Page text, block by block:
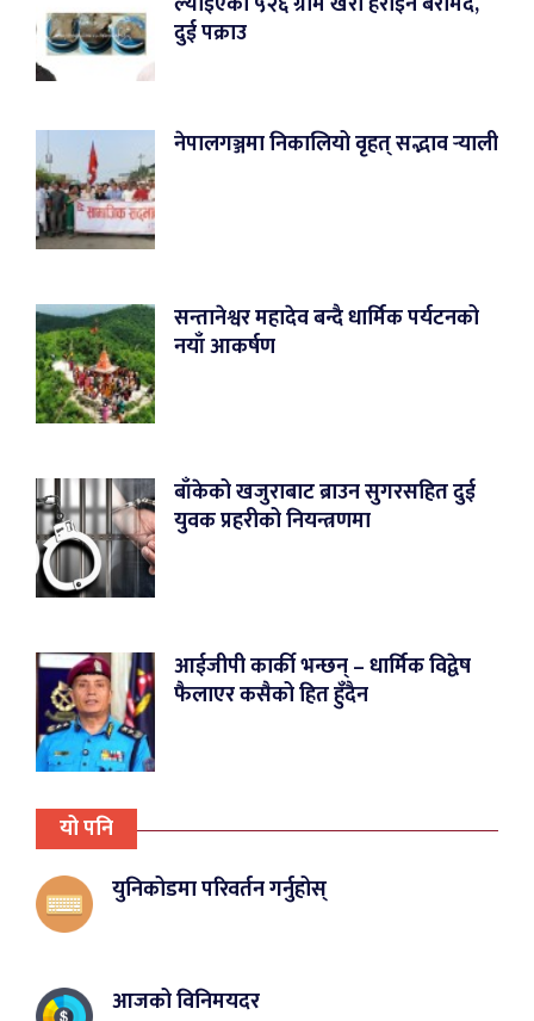
दुई पक्राउ
नेपालगञ्जमा निकालियो वृहत् सद्भाव र्‍याली
सन्तानेश्वर महादेव बन्दै धार्मिक पर्यटनको
नयाँ आकर्षण
बाँकेको खजुराबाट ब्राउन सुगरसहित दुई
युवक प्रहरीको नियन्त्रणमा
आईजीपी कार्की भन्छन् – धार्मिक विद्वेष
फैलाएर कसैको हित हुँदैन
यो पनि
युनिकोडमा परिवर्तन गर्नुहोस्
आजको विनिमयदर